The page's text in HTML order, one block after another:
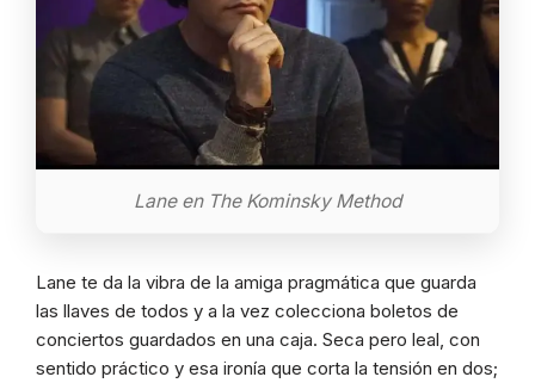
Lane en The Kominsky Method
Lane te da la vibra de la amiga pragmática que guarda
las llaves de todos y a la vez colecciona boletos de
conciertos guardados en una caja. Seca pero leal, con
sentido práctico y esa ironía que corta la tensión en dos;